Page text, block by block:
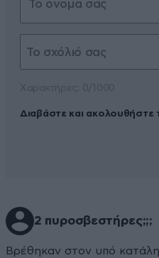
Διαβάστε και ακολουθήστε
2 πυροσβεστήρες;;;
Βρέθηκαν στον υπό